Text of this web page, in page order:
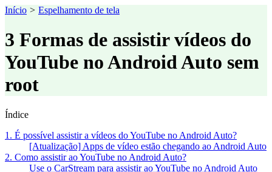
Início > Espelhamento de tela
3 Formas de assistir vídeos do
YouTube no Android Auto sem
root
Índice
1. É possível assistir a vídeos do YouTube no Android Auto?
[Atualização] Apps de vídeo estão chegando ao Android Auto
2. Como assistir ao YouTube no Android Auto?
Use o CarStream para assistir ao YouTube no Android Auto